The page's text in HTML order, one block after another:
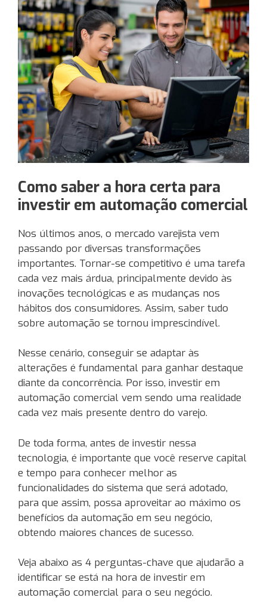
Como saber a hora certa para
investir em automação comercial
Nos últimos anos, o mercado varejista vem
passando por diversas transformações
importantes. Tornar-se competitivo é uma tarefa
cada vez mais árdua, principalmente devido às
inovações tecnológicas e as mudanças nos
hábitos dos consumidores. Assim, saber tudo
sobre automação se tornou imprescindível.
Nesse cenário, conseguir se adaptar às
alterações é fundamental para ganhar destaque
diante da concorrência. Por isso, investir em
automação comercial vem sendo uma realidade
cada vez mais presente dentro do varejo.
De toda forma, antes de investir nessa
tecnologia, é importante que você reserve capital
e tempo para conhecer melhor as
funcionalidades do sistema que será adotado,
para que assim, possa aproveitar ao máximo os
benefícios da automação em seu negócio,
obtendo maiores chances de sucesso.
Veja abaixo as 4 perguntas-chave que ajudarão a
identificar se está na hora de investir em
automação comercial para o seu negócio.